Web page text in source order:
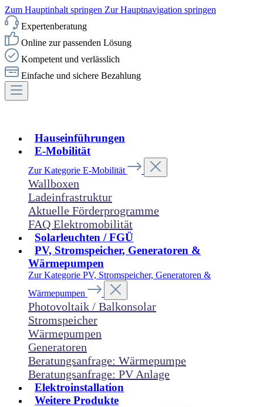
Zum Hauptinhalt springen Zur Hauptnavigation springen
Expertenberatung
Online zur passenden Lösung
Kompetent und verlässlich
Einfache und sichere Bezahlung
Hauseinführungen
E-Mobilität
Zur Kategorie E-Mobilität
Wallboxen
Ladeinfrastruktur
Aktuelle Förderprogramme
FAQ Elektromobilität
Solarleuchten / FGÜ
PV, Stromspeicher, Generatoren &
Wärmepumpen
Zur Kategorie PV, Stromspeicher, Generatoren &
Wärmepumpen
Photovoltaik / Balkonsolar
Stromspeicher
Wärmepumpen
Generatoren
Beratungsanfrage: Wärmepumpe
Beratungsanfrage: PV Anlage
Elektroinstallation
Weitere Produkte